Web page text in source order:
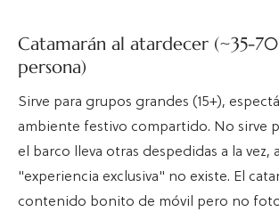
Catamarán al atardecer (~35-
persona)
Sirve para grupos grandes (15+),
ambiente festivo compartido. No sirve
el barco lleva otras despedidas a la vez,
"experiencia exclusiva" no existe. El
contenido bonito de móvil pero no